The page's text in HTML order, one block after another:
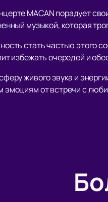
MACAN порадует
музыкой, которая
стать частью этого
избежать очередей и
живого звука и
эмоциям от встречи с